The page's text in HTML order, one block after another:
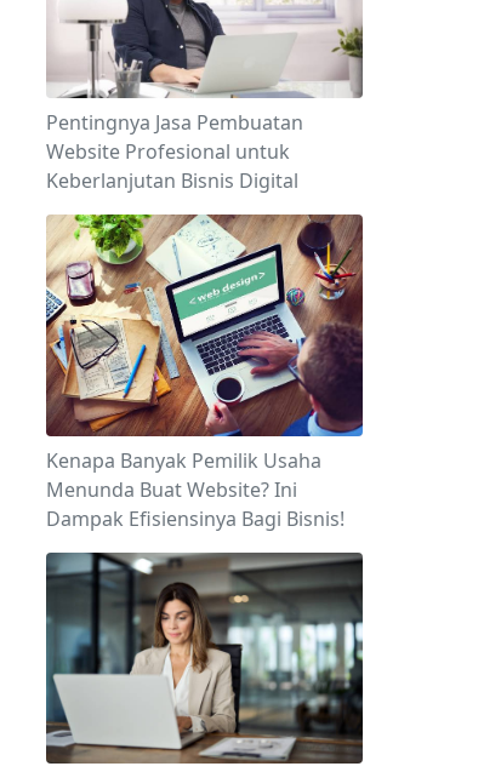
Pentingnya Jasa Pembuatan
Website Profesional untuk
Keberlanjutan Bisnis Digital
Kenapa Banyak Pemilik Usaha
Menunda Buat Website? Ini
Dampak Efisiensinya Bagi Bisnis!